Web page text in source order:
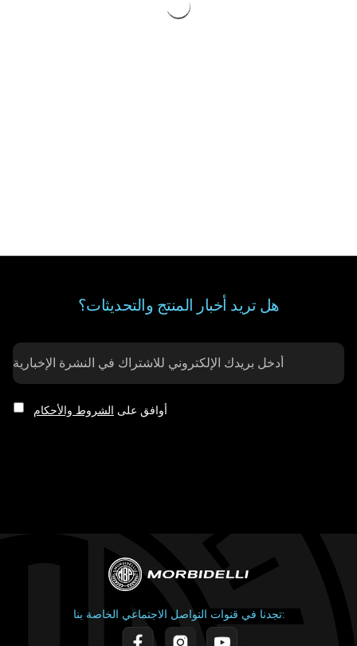
هل تريد أخبار المنتج والتحديثات؟
أوافق على الشروط والأحكام
تجدنا في قنوات التواصل الاجتماعي الخاصة بنا: